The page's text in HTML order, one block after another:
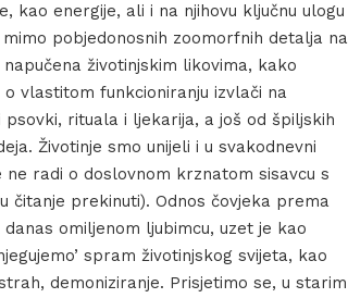
kao energije, ali i na njihovu ključnu ulogu
pobjedonosnih zoomorfnih detalja na
životinjskim likovima, kako
vlastitom funkcioniranju izvlači na
rituala i ljekarija, a još od špiljskih
Životinje smo unijeli i u svakodnevni
radi o doslovnom krznatom sisavcu s
čitanje prekinuti). Odnos čovjeka prema
omiljenom ljubimcu, uzet je kao
spram životinjskog svijeta, kao
demoniziranje. Prisjetimo se, u starim